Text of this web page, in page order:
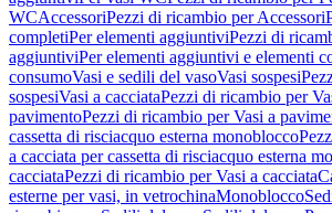
WCAccessoriPezzi di ricambio per Accessori
completiPer elementi aggiuntiviPezzi di
aggiuntiviPer elementi aggiuntivi e elementi
consumoVasi e sedili del vasoVasi sospesi
sospesiVasi a cacciataPezzi di ricambio per
pavimentoPezzi di ricambio per Vasi a
cassetta di risciacquo esterna monoblocco
a cacciata per cassetta di risciacquo esterna
cacciataPezzi di ricambio per Vasi a cacciata
esterne per vasi, in vetrochinaMonoblocco